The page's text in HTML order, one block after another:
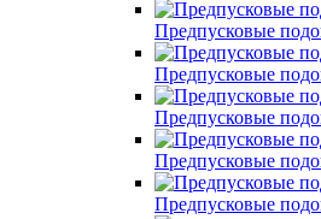
Предпусковые
Предпусковые
Предпусковые
Предпусковые
Предпусковые